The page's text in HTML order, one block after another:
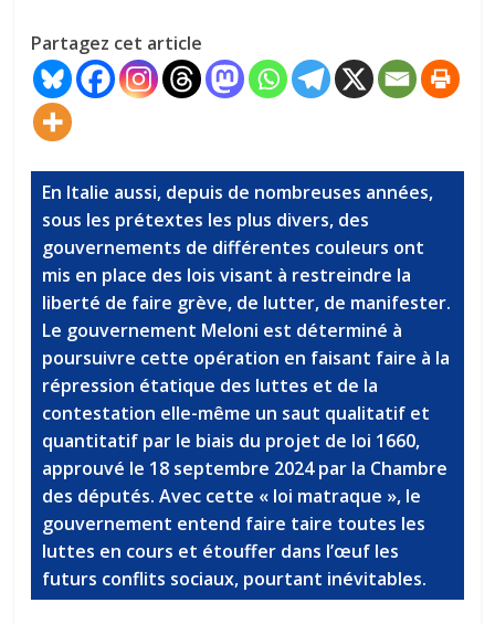
Partagez cet article
En Italie aussi, depuis de nombreuses années,
sous les prétextes les plus divers, des
gouvernements de différentes couleurs ont
mis en place des lois visant à restreindre la
liberté de faire grève, de lutter, de manifester.
Le gouvernement Meloni est déterminé à
poursuivre cette opération en faisant faire à la
répression étatique des luttes et de la
contestation elle-même un saut qualitatif et
quantitatif par le biais du projet de loi 1660,
approuvé le 18 septembre 2024 par la Chambre
des députés. Avec cette « loi matraque », le
gouvernement entend faire taire toutes les
luttes en cours et étouffer dans l’œuf les
futurs conflits sociaux, pourtant inévitables.